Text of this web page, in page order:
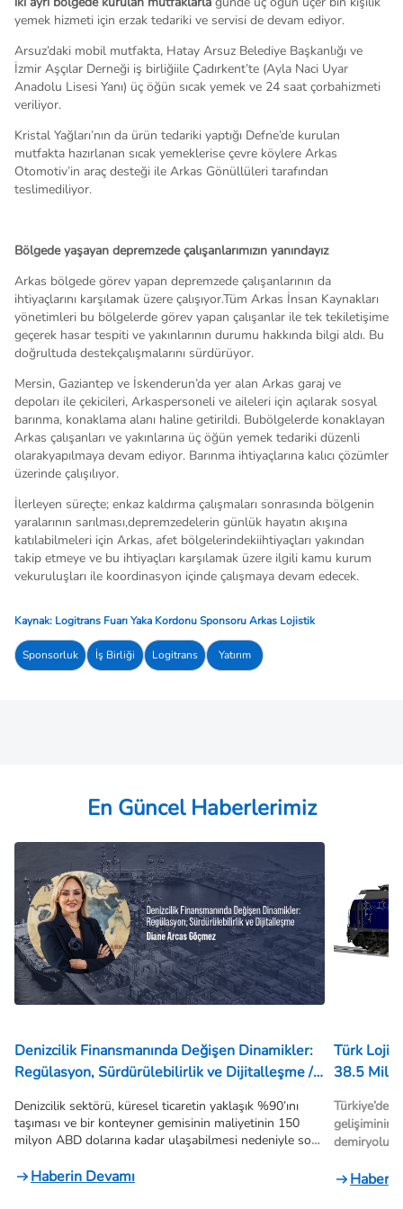
yemek hizmeti için erzak tedariki ve servisi de devam ediyor.
Arsuz’daki mobil mutfakta, Hatay Arsuz Belediye Başkanlığı ve
İzmir Aşçılar Derneği iş birliğiile Çadırkent’te (Ayla Naci Uyar
Anadolu Lisesi Yanı) üç öğün sıcak yemek ve 24 saat çorbahizmeti
veriliyor.
Kristal Yağları’nın da ürün tedariki yaptığı Defne’de kurulan
mutfakta hazırlanan sıcak yemeklerise çevre köylere Arkas
Otomotiv’in araç desteği ile Arkas Gönüllüleri tarafından
teslimediliyor.
Bölgede yaşayan depremzede çalışanlarımızın yanındayız
Arkas bölgede görev yapan depremzede çalışanlarının da
ihtiyaçlarını karşılamak üzere çalışıyor.Tüm Arkas İnsan Kaynakları
yönetimleri bu bölgelerde görev yapan çalışanlar ile tek tekiletişime
geçerek hasar tespiti ve yakınlarının durumu hakkında bilgi aldı. Bu
doğrultuda destekçalışmalarını sürdürüyor.
Mersin, Gaziantep ve İskenderun’da yer alan Arkas garaj ve
depoları ile çekicileri, Arkaspersoneli ve aileleri için açılarak sosyal
barınma, konaklama alanı haline getirildi. Bubölgelerde konaklayan
Arkas çalışanları ve yakınlarına üç öğün yemek tedariki düzenli
olarakyapılmaya devam ediyor. Barınma ihtiyaçlarına kalıcı çözümler
üzerinde çalışılıyor.
İlerleyen süreçte; enkaz kaldırma çalışmaları sonrasında bölgenin
yaralarının sarılması,depremzedelerin günlük hayatın akışına
katılabilmeleri için Arkas, afet bölgelerindekiihtiyaçları yakından
takip etmeye ve bu ihtiyaçları karşılamak üzere ilgili kamu kurum
vekuruluşları ile koordinasyon içinde çalışmaya devam edecek.
Kaynak: Logitrans Fuarı Yaka Kordonu Sponsoru Arkas Lojistik
Sponsorluk İş Birliği Logitrans Yatırım
En Güncel Haberlerimiz
Denizcilik Finansmanında Değişen Dinamikler:
Regülasyon, Sürdürülebilirlik ve Dijitalleşme /
Denizcilik sektörü, küresel ticaretin yaklaşık %90’ını
taşıması ve bir konteyner gemisinin maliyetinin 150
milyon ABD dolarına kadar ulaşabilmesi nedeniyle son
döngüsel piyasa koşulları, küresel ölçekte maruz kaldığı
Haberin Devamı
Türk Lojistik
Türkiye’de
gelişiminin
milyon